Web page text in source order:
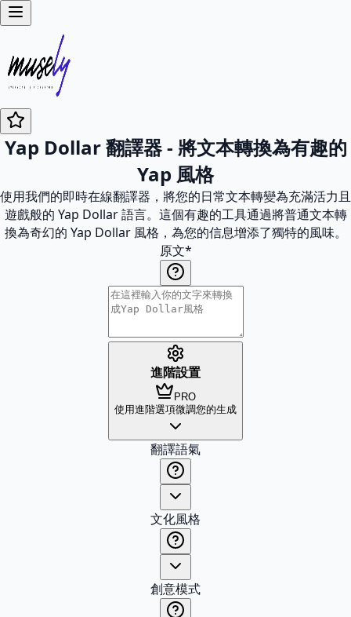
Yap Dollar 翻譯器 - 將文本轉換為有趣的
Yap 風格
使用我們的即時在線翻譯器，將您的日常文本轉變為充滿活力且
遊戲般的 Yap Dollar 語言。這個有趣的工具通過將普通文本轉
換為奇幻的 Yap Dollar 風格，為您的信息增添了獨特的風味。
原文*
進階設置
PRO
使用進階選項微調您的生成
翻譯語氣
文化風格
創意模式